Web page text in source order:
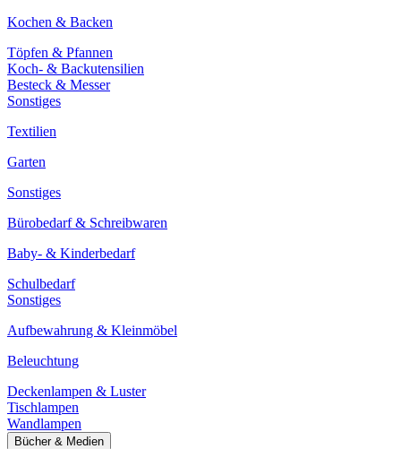
Kochen & Backen
Töpfen & Pfannen
Koch- & Backutensilien
Besteck & Messer
Sonstiges
Textilien
Garten
Sonstiges
Bürobedarf & Schreibwaren
Baby- & Kinderbedarf
Schulbedarf
Sonstiges
Aufbewahrung & Kleinmöbel
Beleuchtung
Deckenlampen & Luster
Tischlampen
Wandlampen
Bücher & Medien